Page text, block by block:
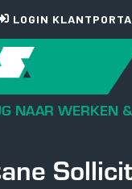
LOGIN
NAAR WERKEN